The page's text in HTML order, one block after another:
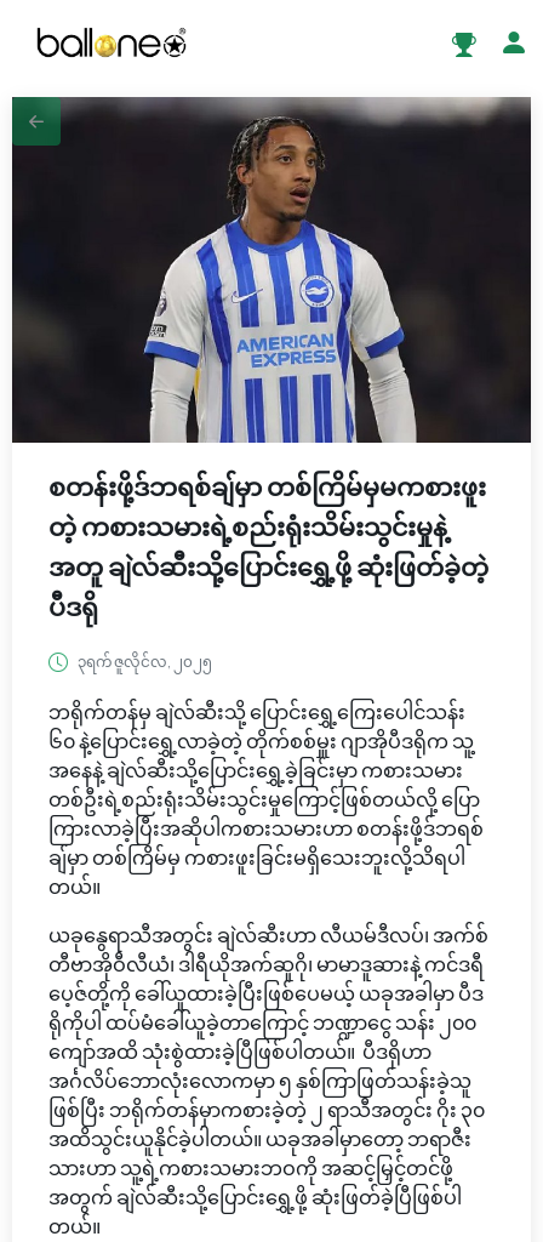
စတန်းဖို့ဒ်ဘရစ်ချ်မှာ တစ်ကြိမ်မှမကစားဖူး
တဲ့ ကစားသမားရဲ့စည်းရုံးသိမ်းသွင်းမှုနဲ့
အတူ ချဲလ်ဆီးသို့ပြောင်းရွှေ့ဖို့ ဆုံးဖြတ်ခဲ့တဲ့
ပီဒရို
၃ရက် ဇူလိုင်လ, ၂၀၂၅
ဘရိုက်တန်မှ ချဲလ်ဆီးသို့ ပြောင်းရွှေ့ကြေးပေါင်သန်း
၆၀ နဲ့ပြောင်းရွှေ့လာခဲ့တဲ့ တိုက်စစ်မှူး ဂျာအိုပီဒရိုက သူ့
အနေနဲ့ ချဲလ်ဆီးသို့ပြောင်းရွှေ့ခဲ့ခြင်းမှာ ကစားသမား
တစ်ဦးရဲ့စည်းရုံးသိမ်းသွင်းမှုကြောင့်ဖြစ်တယ်လို့ ပြော
ကြားလာခဲ့ပြီးအဆိုပါကစားသမားဟာ စတန်းဖို့ဒ်ဘရစ်
ချ်မှာ တစ်ကြိမ်မှ ကစားဖူးခြင်းမရှိသေးဘူးလို့သိရပါ
တယ်။
ယခုနွေရာသီအတွင်း ချဲလ်ဆီးဟာ လီယမ်ဒီလပ်၊ အက်စ်
တီဗာအိုဝီလီယံ၊ ဒါရီယိုအက်ဆူဂို၊ မာမာဒူဆားနဲ့ ကင်ဒရီ
ပေ့ဇ်တို့ကို ခေါ်ယူထားခဲ့ပြီးဖြစ်ပေမယ့် ယခုအခါမှာ ပီဒ
ရိုကိုပါ ထပ်မံခေါ်ယူခဲ့တာကြောင့် ဘဏ္ဍာငွေ သန်း ၂၀၀
ကျော်အထိ သုံးစွဲထားခဲ့ပြီဖြစ်ပါတယ်။ ပီဒရိုဟာ
အင်္ဂလိပ်ဘောလုံးလောကမှာ ၅ နှစ်ကြာဖြတ်သန်းခဲ့သူ
ဖြစ်ပြီး ဘရိုက်တန်မှာကစားခဲ့တဲ့ ၂ ရာသီအတွင်း ဂိုး ၃၀
အထိသွင်းယူနိုင်ခဲ့ပါတယ်။ ယခုအခါမှာတော့ ဘရာဇီး
သားဟာ သူ့ရဲ့ကစားသမားဘဝကို အဆင့်မြှင့်တင်ဖို့
အတွက် ချဲလ်ဆီးသို့ပြောင်းရွှေ့ဖို့ ဆုံးဖြတ်ခဲ့ပြီဖြစ်ပါ
တယ်။